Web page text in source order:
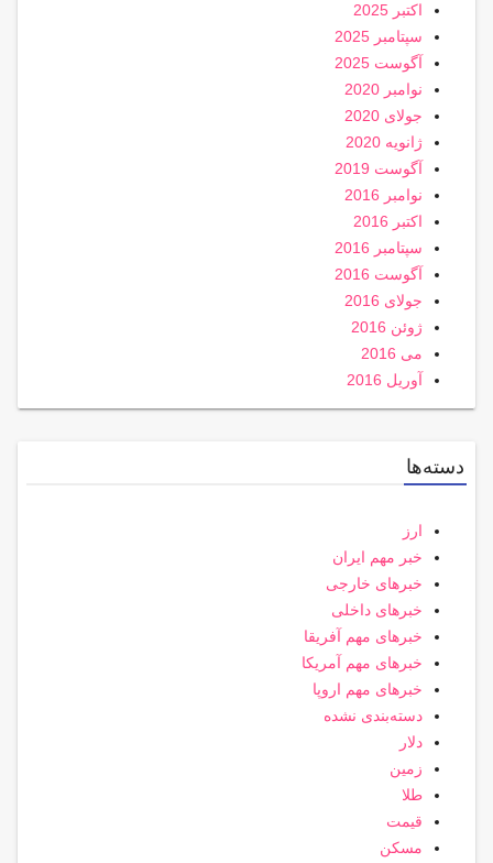
اکتبر 2025
سپتامبر 2025
آگوست 2025
نوامبر 2020
جولای 2020
ژانویه 2020
آگوست 2019
نوامبر 2016
اکتبر 2016
سپتامبر 2016
آگوست 2016
جولای 2016
ژوئن 2016
می 2016
آوریل 2016
دسته‌ها
ارز
خبر مهم ایران
خبرهای خارجی
خبرهای داخلی
خبرهای مهم آفریقا
خبرهای مهم آمریکا
خبرهای مهم اروپا
دسته‌بندی نشده
دلار
زمین
طلا
قیمت
مسکن